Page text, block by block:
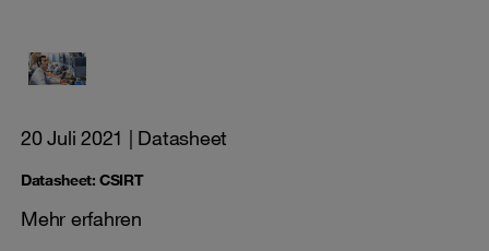
20 Juli 2021 | Datasheet
Datasheet: CSIRT
Mehr erfahren